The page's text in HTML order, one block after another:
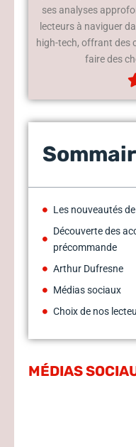
ses analyses
lecteurs à naviguer
high-tech, offrant des
faire des
Les nouveautés
Découverte des
précommande
Arthur Dufresne
Médias sociaux
Choix de nos
MÉDIAS